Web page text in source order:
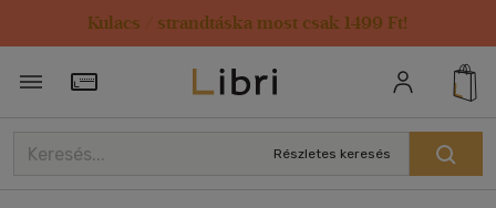
Kulacs / strandtáska most csak 1499 Ft!
Törzsvásárlói Kártya adatai
Részletes keresés
Rendezés
Kiadás éve szerint csökkenő